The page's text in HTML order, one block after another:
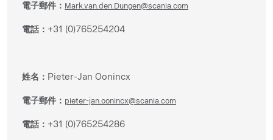
電子郵件： Mark.van.den.Dungen@scania.com
電話： +31 (0)765254204
姓名： Pieter-Jan Oonincx
電子郵件： pieter-jan.oonincx@scania.com
電話： +31 (0)765254286